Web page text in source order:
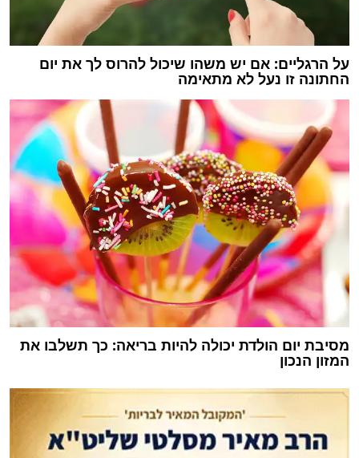
על הרגליים: אם יש משהו שיכול להרוס לך את יום
החתונה זו נעל לא מתאימה
מסיבת יום הולדת יכולה להיות בריאה: כך תשלבו את
המזון הנכון